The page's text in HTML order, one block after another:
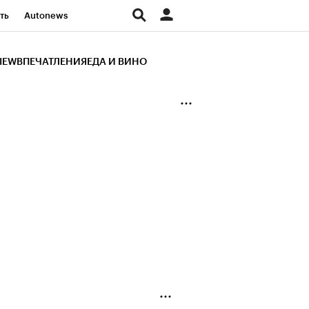
Autonews
ВПЕЧАТЛЕНИЯ ЕДА И ВИНО